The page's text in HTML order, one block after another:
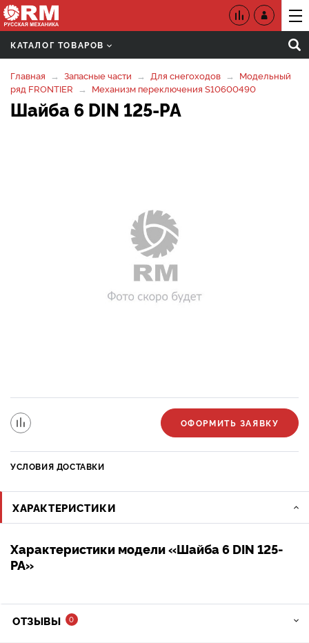
КАТАЛОГ ТОВАРОВ
Главная Запасные части Для снегоходов
Модельный
ряд FRONTIER
Механизм переключения S10600490
Шайба 6 DIN 125-PA
ОФОРМИТЬ ЗАЯВКУ
УСЛОВИЯ ДОСТАВКИ
ХАРАКТЕРИСТИКИ
Характеристики модели «Шайба 6 DIN 125-
PA»
ОТЗЫВЫ 0